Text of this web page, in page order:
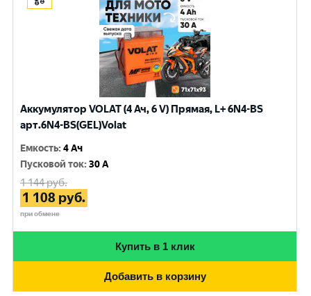
Аккумулятор VOLAT (4 Ач, 6 V) Прямая, L+ 6N4-BS
арт.6N4-BS(GEL)Volat
Емкость:4 Ач
Пусковой ток:30 A
1 144руб.
1 108 руб.
при обмене
Купить в 1 клик
Добавить в корзину